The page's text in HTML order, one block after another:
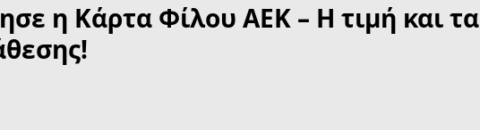
η Κάρτα Φίλου ΑΕΚ – Η τιμή και τα